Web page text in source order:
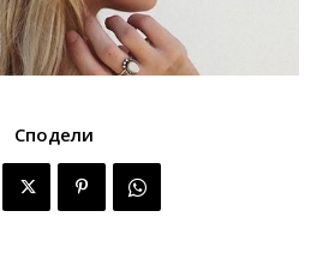
Сподели